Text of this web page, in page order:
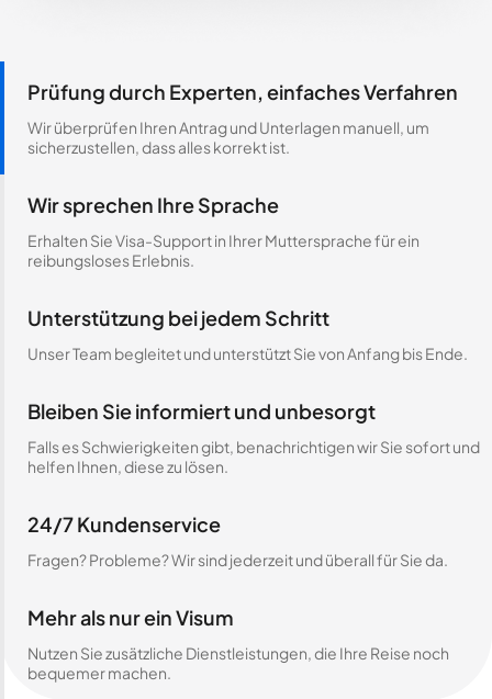
Prüfung durch Experten, einfaches Verfahren
Wir überprüfen Ihren Antrag und Unterlagen manuell, um
sicherzustellen, dass alles korrekt ist.
Wir sprechen Ihre Sprache
Erhalten Sie Visa-Support in Ihrer Muttersprache für ein
reibungsloses Erlebnis.
Unterstützung bei jedem Schritt
Unser Team begleitet und unterstützt Sie von Anfang bis Ende.
Bleiben Sie informiert und unbesorgt
Falls es Schwierigkeiten gibt, benachrichtigen wir Sie sofort und
helfen Ihnen, diese zu lösen.
24/7 Kundenservice
Fragen? Probleme? Wir sind jederzeit und überall für Sie da.
Mehr als nur ein Visum
Nutzen Sie zusätzliche Dienstleistungen, die Ihre Reise noch
bequemer machen.